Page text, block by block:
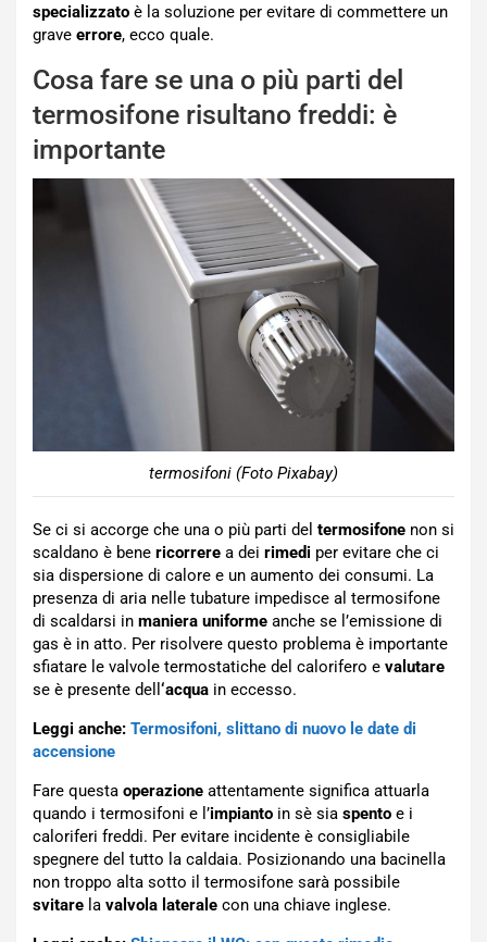
specializzato è la soluzione per evitare di commettere un
grave errore, ecco quale.
Cosa fare se una o più parti del
termosifone risultano freddi: è
importante
termosifoni (Foto Pixabay)
Se ci si accorge che una o più parti del termosifone non si
scaldano è bene ricorrere a dei rimedi per evitare che ci
sia dispersione di calore e un aumento dei consumi. La
presenza di aria nelle tubature impedisce al termosifone
di scaldarsi in maniera uniforme anche se l’emissione di
gas è in atto. Per risolvere questo problema è importante
sfiatare le valvole termostatiche del calorifero e valutare
se è presente dell ‘acqua in eccesso.
Leggi anche: Termosifoni, slittano di nuovo le date di
accensione
Fare questa operazione attentamente significa attuarla
quando i termosifoni e l’impianto in sè sia spento e i
caloriferi freddi. Per evitare incidente è consigliabile
spegnere del tutto la caldaia. Posizionando una bacinella
non troppo alta sotto il termosifone sarà possibile
svitare la valvola laterale con una chiave inglese.